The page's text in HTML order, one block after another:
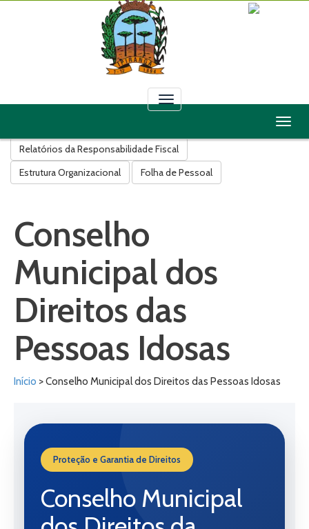
Toggle navigation
Decretos
Relatórios da Responsabilidade Fiscal
Estrutura Organizacional
Folha de Pessoal
Conselho
Municipal dos
Direitos das
Pessoas Idosas
Início > Conselho Municipal dos Direitos das Pessoas Idosas
Proteção e Garantia de Direitos
Conselho Municipal